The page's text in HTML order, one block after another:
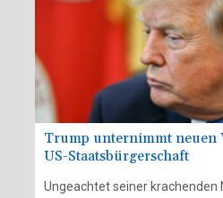
Trump unternimmt neuen
US-Staatsbürgerschaft
Ungeachtet seiner krachenden